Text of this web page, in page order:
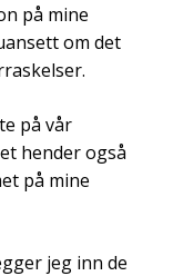
på mine
om det
på vår
hender også
på mine
jeg inn de